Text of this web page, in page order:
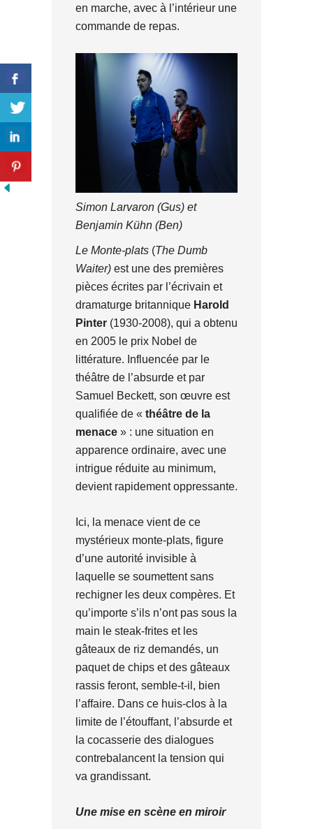
en marche, avec à l’intérieur une
commande de repas.
Simon Larvaron (Gus) et
Benjamin Kühn (Ben)
Le Monte-plats (The Dumb
Waiter) est une des premières
pièces écrites par l’écrivain et
dramaturge britannique Harold
Pinter (1930-2008), qui a obtenu
en 2005 le prix Nobel de
littérature. Influencée par le
théâtre de l’absurde et par
Samuel Beckett, son œuvre est
qualifiée de « théâtre de la
menace » : une situation en
apparence ordinaire, avec une
intrigue réduite au minimum,
devient rapidement oppressante.
Ici, la menace vient de ce
mystérieux monte-plats, figure
d’une autorité invisible à
laquelle se soumettent sans
rechigner les deux compères. Et
qu’importe s’ils n’ont pas sous la
main le steak-frites et les
gâteaux de riz demandés, un
paquet de chips et des gâteaux
rassis feront, semble-t-il, bien
l’affaire. Dans ce huis-clos à la
limite de l’étouffant, l’absurde et
la cocasserie des dialogues
contrebalancent la tension qui
va grandissant.
Une mise en scène en miroir